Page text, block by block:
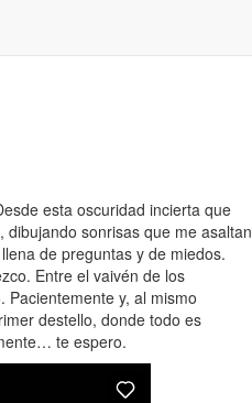
esta oscuridad incierta que
sonrisas que me asaltan
de preguntas y de miedos.
Entre el vaivén de los
y, al mismo
destello, donde todo es
te espero.